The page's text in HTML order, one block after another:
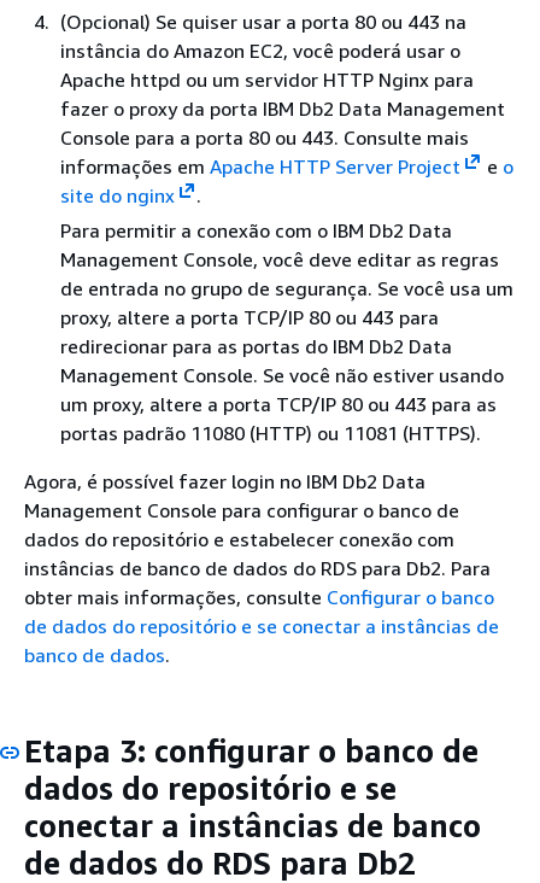
(Opcional) Se quiser usar a porta 80 ou 443 na
instância do Amazon EC2, você poderá usar o
Apache httpd ou um servidor HTTP Nginx para
fazer o proxy da porta IBM Db2 Data Management
Console para a porta 80 ou 443. Consulte mais
informações em Apache HTTP Server Project e o
site do nginx
.
Para permitir a conexão com o IBM Db2 Data
Management Console, você deve editar as regras
de entrada no grupo de segurança. Se você usa um
proxy, altere a porta TCP/IP 80 ou 443 para
redirecionar para as portas do IBM Db2 Data
Management Console. Se você não estiver usando
um proxy, altere a porta TCP/IP 80 ou 443 para as
portas padrão 11080 (HTTP) ou 11081 (HTTPS).
Agora, é possível fazer login no IBM Db2 Data
Management Console para configurar o banco de
dados do repositório e estabelecer conexão com
instâncias de banco de dados do RDS para Db2. Para
obter mais informações, consulte Configurar o banco
de dados do repositório e se conectar a instâncias de
banco de dados.
Etapa 3: configurar o banco de
dados do repositório e se
conectar a instâncias de banco
de dados do RDS para Db2